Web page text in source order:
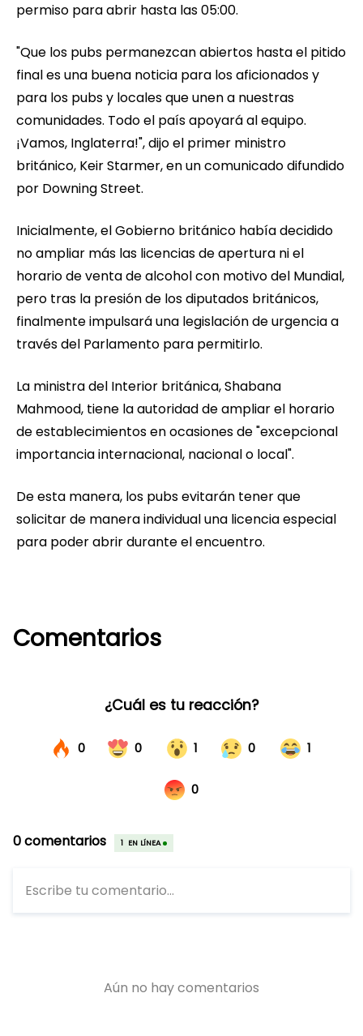
permiso para abrir hasta las 05:00.
"Que los pubs permanezcan abiertos hasta el pitido
final es una buena noticia para los aficionados y
para los pubs y locales que unen a nuestras
comunidades. Todo el país apoyará al equipo.
¡Vamos, Inglaterra!", dijo el primer ministro
británico, Keir Starmer, en un comunicado difundido
por Downing Street.
Inicialmente, el Gobierno británico había decidido
no ampliar más las licencias de apertura ni el
horario de venta de alcohol con motivo del Mundial,
pero tras la presión de los diputados británicos,
finalmente impulsará una legislación de urgencia a
través del Parlamento para permitirlo.
La ministra del Interior británica, Shabana
Mahmood, tiene la autoridad de ampliar el horario
de establecimientos en ocasiones de "excepcional
importancia internacional, nacional o local".
De esta manera, los pubs evitarán tener que
solicitar de manera individual una licencia especial
para poder abrir durante el encuentro.
Comentarios